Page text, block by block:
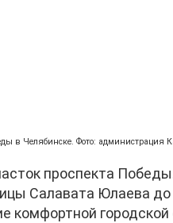
в Челябинске. Фото: администрация
проспекта
Салавата Юлаева
комфортной